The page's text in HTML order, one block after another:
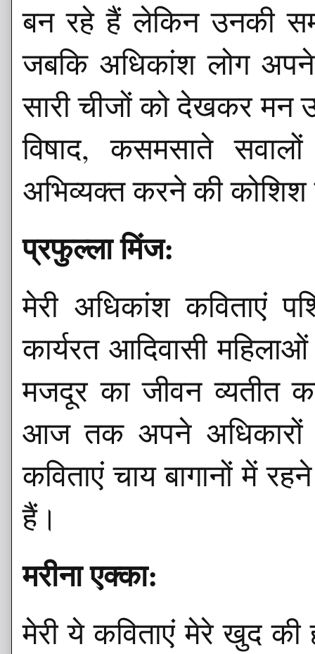
बन रहे हैं लेकिन उनकी
जबकि अधिकांश लोग
सारी चीजों को देखकर मन
विषाद, कसमसाते
अभिव्यक्त करने की
प्रफुल्ला मिंज:
मेरी अधिकांश कविताएं
कार्यरत आदिवासी
मजदूर का जीवन व्यतीत
आज तक अपने अधिकारों
कविताएं चाय बागानों में
हैं।
मरीना एक्का:
मेरी ये कविताएं मेरे खुद की